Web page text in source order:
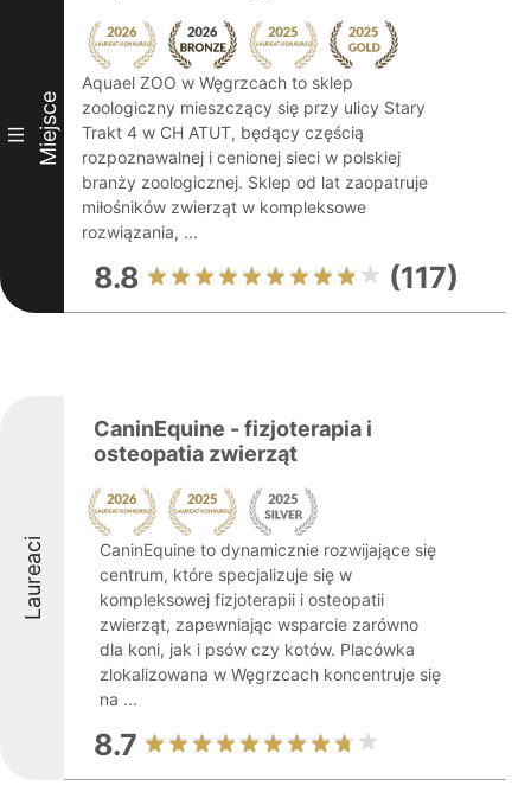
III Miejsce
Aquael ZOO w Węgrzcach to sklep
zoologiczny mieszczący się przy ulicy Stary
Trakt 4 w CH ATUT, będący częścią
rozpoznawalnej i cenionej sieci w polskiej
branży zoologicznej. Sklep od lat zaopatruje
miłośników zwierząt w kompleksowe
rozwiązania, ...
8.8 (117)
Laureaci
CaninEquine - fizjoterapia i
osteopatia zwierząt
CaninEquine to dynamicznie rozwijające się
centrum, które specjalizuje się w
kompleksowej fizjoterapii i osteopatii
zwierząt, zapewniając wsparcie zarówno
dla koni, jak i psów czy kotów. Placówka
zlokalizowana w Węgrzcach koncentruje się
na ...
8.7